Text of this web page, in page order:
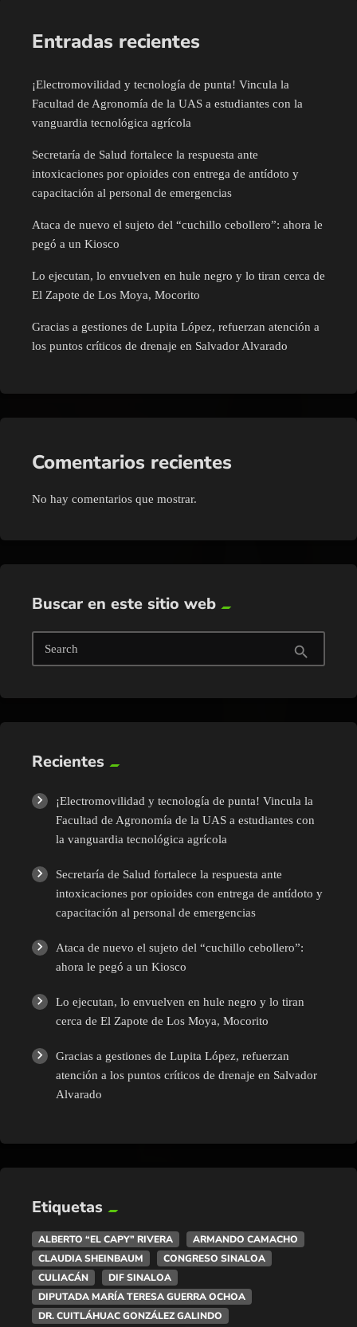
Entradas recientes
¡Electromovilidad y tecnología de punta! Vincula la
Facultad de Agronomía de la UAS a estudiantes con la
vanguardia tecnológica agrícola
Secretaría de Salud fortalece la respuesta ante
intoxicaciones por opioides con entrega de antídoto y
capacitación al personal de emergencias
Ataca de nuevo el sujeto del “cuchillo cebollero”: ahora le
pegó a un Kiosco
Lo ejecutan, lo envuelven en hule negro y lo tiran cerca de
El Zapote de Los Moya, Mocorito
Gracias a gestiones de Lupita López, refuerzan atención a
los puntos críticos de drenaje en Salvador Alvarado
Comentarios recientes
No hay comentarios que mostrar.
Buscar en este sitio web
Search search
Recientes
¡Electromovilidad y tecnología de punta! Vincula la
Facultad de Agronomía de la UAS a estudiantes con
la vanguardia tecnológica agrícola
Secretaría de Salud fortalece la respuesta ante
intoxicaciones por opioides con entrega de antídoto y
capacitación al personal de emergencias
Ataca de nuevo el sujeto del “cuchillo cebollero”:
ahora le pegó a un Kiosco
Lo ejecutan, lo envuelven en hule negro y lo tiran
cerca de El Zapote de Los Moya, Mocorito
Gracias a gestiones de Lupita López, refuerzan
atención a los puntos críticos de drenaje en Salvador
Alvarado
Etiquetas
ALBERTO “EL CAPY” RIVERA
ARMANDO CAMACHO
CLAUDIA SHEINBAUM
CONGRESO SINALOA
CULIACÁN
DIF SINALOA
DIPUTADA MARÍA TERESA GUERRA OCHOA
DR. CUITLÁHUAC GONZÁLEZ GALINDO